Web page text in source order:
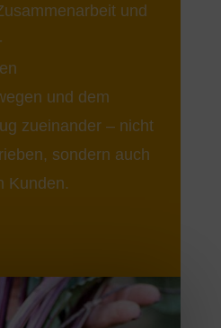
und
und dem
zueinander – nicht
sondern auch
Kunden.